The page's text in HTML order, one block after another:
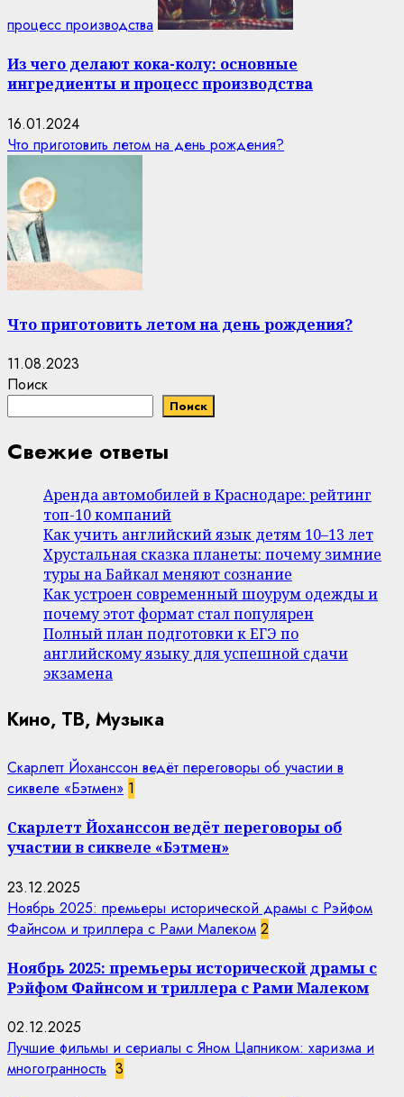
процесс производства
Из чего делают кока-колу: основные
ингредиенты и процесс производства
16.01.2024
Что приготовить летом на день рождения?
Что приготовить летом на день рождения?
11.08.2023
Поиск
Поиск
Свежие ответы
Аренда автомобилей в Краснодаре: рейтинг
топ-10 компаний
Как учить английский язык детям 10–13 лет
Хрустальная сказка планеты: почему зимние
туры на Байкал меняют сознание
Как устроен современный шоурум одежды и
почему этот формат стал популярен
Полный план подготовки к ЕГЭ по
английскому языку для успешной сдачи
экзамена
Кино, ТВ, Музыка
Скарлетт Йоханссон ведёт переговоры об участии в
сиквеле «Бэтмен» 1
Скарлетт Йоханссон ведёт переговоры об
участии в сиквеле «Бэтмен»
23.12.2025
Ноябрь 2025: премьеры исторической драмы с Рэйфом
Файнсом и триллера с Рами Малеком 2
Ноябрь 2025: премьеры исторической драмы с
Рэйфом Файнсом и триллера с Рами Малеком
02.12.2025
Лучшие фильмы и сериалы с Яном Цапником: харизма и
многогранность 3